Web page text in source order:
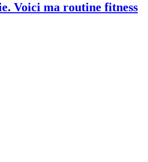
Voici ma routine fitness